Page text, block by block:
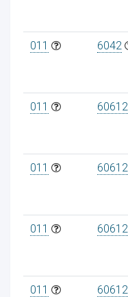
011 6042
011 60612
011 60612
011 60612
011 60612